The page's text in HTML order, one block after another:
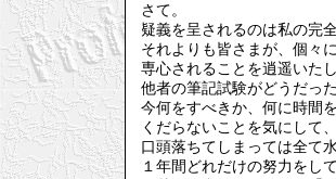
さて。
疑義を呈されるのは私の完
それよりも皆さまが、個々
専心されることを逍遥いたし
他者の筆記試験がどうだっ
今何をすべきか、何に時間
くだらないことを気にして
口頭落ちてしまっては全て
１年間どれだけの努力をし